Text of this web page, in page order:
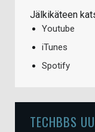
Jälkikäteen
Youtube
iTunes
Spotify
TECHBBS